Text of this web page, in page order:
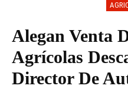
Alegan Venta
Agrícolas
Director De